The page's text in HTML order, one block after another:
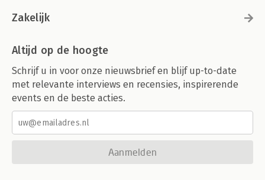
Zakelijk
Altijd op de hoogte
Schrijf u in voor onze nieuwsbrief en blijf up-to-date
met relevante interviews en recensies, inspirerende
events en de beste acties.
Aanmelden